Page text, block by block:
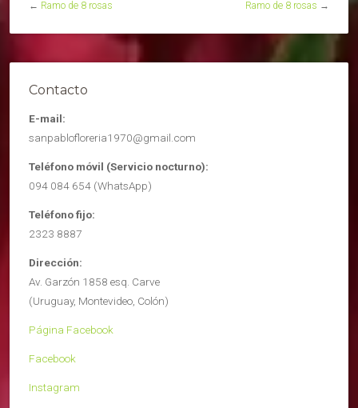
← Ramo de 8 rosas Ramo de 8 rosas →
Contacto
E-mail:
sanpablofloreria1970@gmail.com
Teléfono móvil (Servicio nocturno):
094 084 654 (WhatsApp)
Teléfono fijo:
2323 8887
Dirección:
Av. Garzón 1858 esq. Carve
(Uruguay, Montevideo, Colón)
Página Facebook
Facebook
Instagram